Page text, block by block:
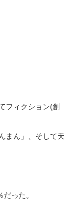
フィクション(創
まん」、そして天
った。